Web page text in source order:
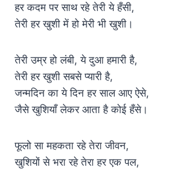
हर कदम पर साथ रहे तेरी ये हँसी,
तेरी हर खुशी में हो मेरी भी खुशी।
तेरी उम्र हो लंबी, ये दुआ हमारी है,
तेरी हर खुशी सबसे प्यारी है,
जन्मदिन का ये दिन हर साल आए ऐसे,
जैसे खुशियाँ लेकर आता है कोई हँसे।
फूलो सा महकता रहे तेरा जीवन,
खुशियों से भरा रहे तेरा हर एक पल,